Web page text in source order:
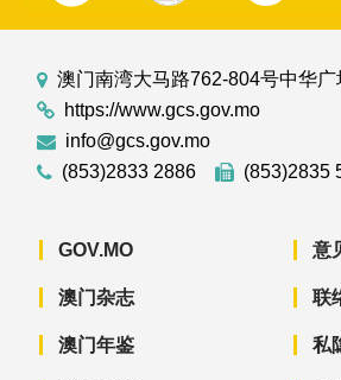
澳门南湾大马路762-804号中华广
https://www.gcs.gov.mo
info@gcs.gov.mo
(853)2833 2886
(853)2835
GOV.MO
澳门杂志
澳门年鉴
意
联
私